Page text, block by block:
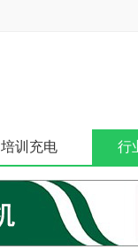
培训充电 行